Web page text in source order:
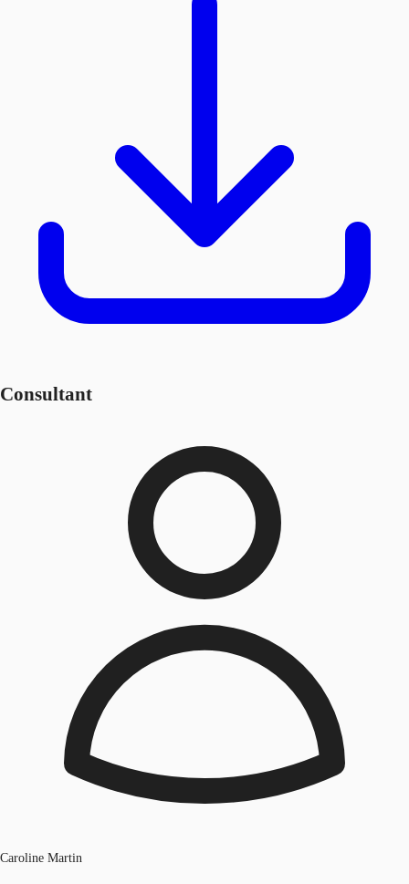
Consultant
Caroline Martin